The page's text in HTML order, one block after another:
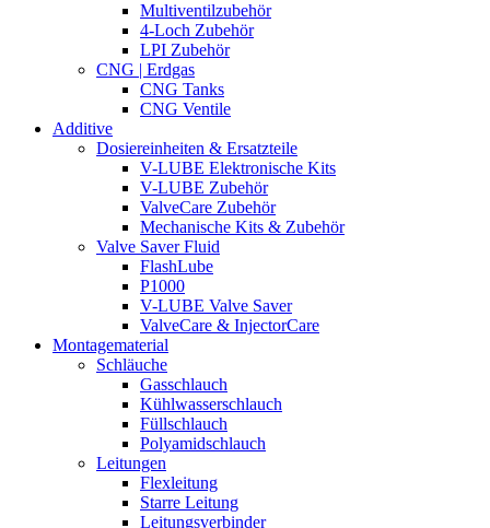
Multiventilzubehör
4-Loch Zubehör
LPI Zubehör
CNG | Erdgas
CNG Tanks
CNG Ventile
Additive
Dosiereinheiten & Ersatzteile
V-LUBE Elektronische Kits
V-LUBE Zubehör
ValveCare Zubehör
Mechanische Kits & Zubehör
Valve Saver Fluid
FlashLube
P1000
V-LUBE Valve Saver
ValveCare & InjectorCare
Montagematerial
Schläuche
Gasschlauch
Kühlwasserschlauch
Füllschlauch
Polyamidschlauch
Leitungen
Flexleitung
Starre Leitung
Leitungsverbinder